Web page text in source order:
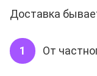
Доставка
От